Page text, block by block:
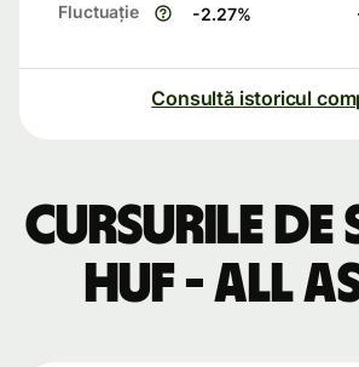
Fluctuație -2.27%
Consultă istoricul
Cursurile de
HUF - ALL